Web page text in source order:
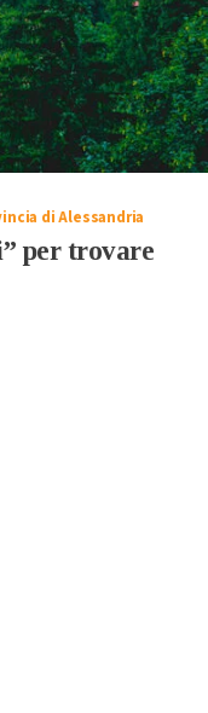
di Alessandria
per trovare